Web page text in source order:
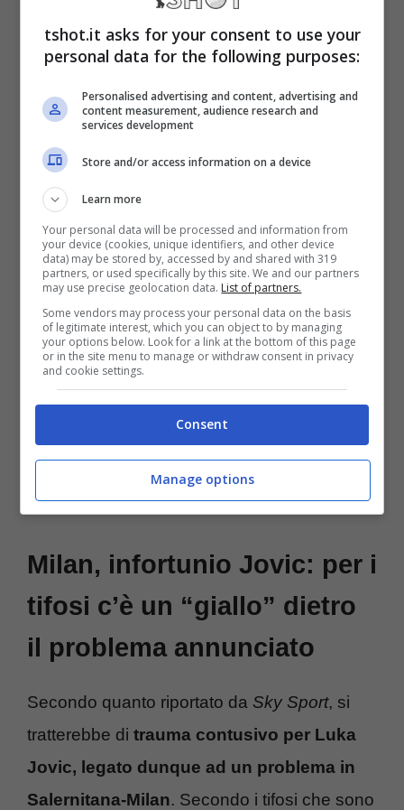
l’infortuniodi uno dei suoi calciatori, tra
vissuta dalMilannelle ultime deludenti
uscite, per un
fuori dopo la sfida giocata contro la
Salernitana.
Uninfortunio al quale, addirittura, i tifosi del
Milan sembrano non credere. Perchéil
Milan quest’oggi comunica l’infortunio per
trauma contusivo di Luka Jovic
gli stessi tifosi, però, dietro ci sarebbe
ancora di più in risalto i problemi dello staff
medico in questa stagione.
Milan, infortunio Jovic: per i
tifosi c’è un “giallo” dietro
il problema annunciato
Secondo quanto riportato da Sky Sport, si
tratterebbe di trauma contusivo per Luka
Jovic, legato dunque ad un problema in
Salernitana-Milan. Secondo i tifosi che sono
tshot.it asks for your consent to use your
personal data for the following purposes:
Personalised advertising and content, advertising and
content measurement, audience research and
services development
Store and/or access information on a device
Learn more
Your personal data will be processed and information from
your device (cookies, unique identifiers, and other device
data) may be stored by, accessed by and shared with 319
partners, or used specifically by this site. We and our partners
may use precise geolocation data. List of partners.
Some vendors may process your personal data on the basis
of legitimate interest, which you can object to by managing
your options below. Look for a link at the bottom of this page
or in the site menu to manage or withdraw consent in privacy
and cookie settings.
Consent
Manage options